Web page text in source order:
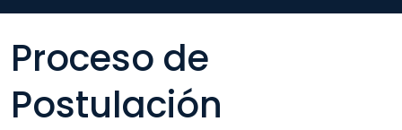
Proceso de
Postulación